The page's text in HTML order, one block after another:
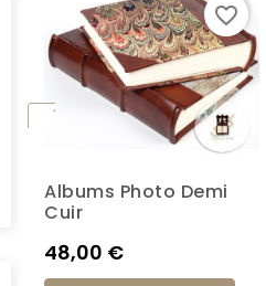
K6M K7M K17P K20P
Albums Photo Demi
Cuir
Prix
48,00 €
favorite_border